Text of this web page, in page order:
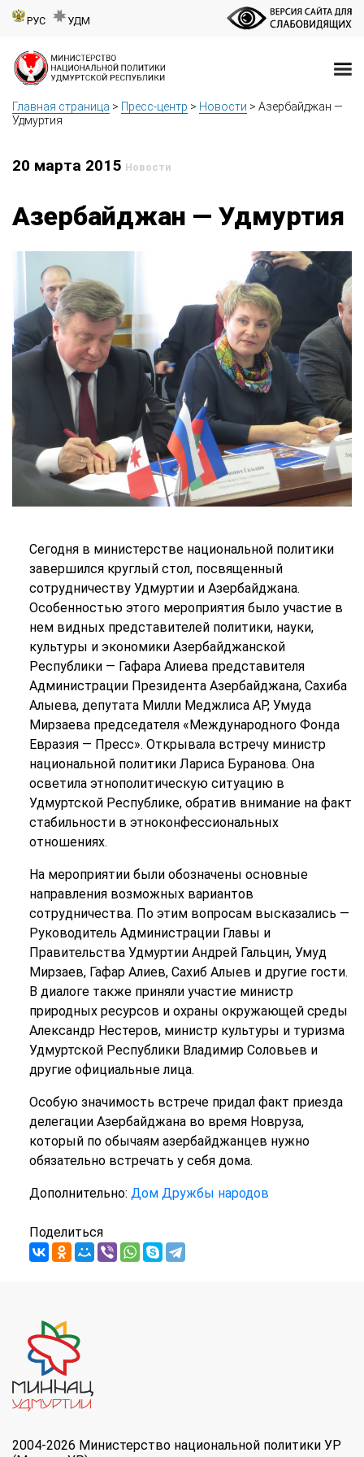
РУС УДМ
Главная страница > Пресс-центр > Новости > Азербайджан —
Удмуртия
20 марта 2015 Новости
Азербайджан — Удмуртия
Сегодня в министерстве национальной политики
завершился круглый стол, посвященный
сотрудничеству Удмуртии и Азербайджана.
Особенностью этого мероприятия было участие в
нем видных представителей политики, науки,
культуры и экономики Азербайджанской
Республики — Гафара Алиева представителя
Администрации Президента Азербайджана, Сахиба
Алыева, депутата Милли Меджлиса АР, Умуда
Мирзаева председателя «Международного Фонда
Евразия — Пресс». Открывала встречу министр
национальной политики Лариса Буранова. Она
осветила этнополитическую ситуацию в
Удмуртской Республике, обратив внимание на факт
стабильности в этноконфессиональных
отношениях.
На мероприятии были обозначены основные
направления возможных вариантов
сотрудничества. По этим вопросам высказались —
Руководитель Администрации Главы и
Правительства Удмуртии Андрей Гальцин, Умуд
Мирзаев, Гафар Алиев, Сахиб Алыев и другие гости.
В диалоге также приняли участие министр
природных ресурсов и охраны окружающей среды
Александр Нестеров, министр культуры и туризма
Удмуртской Республики Владимир Соловьев и
другие официальные лица.
Особую значимость встрече придал факт приезда
делегации Азербайджана во время Новруза,
который по обычаям азербайджанцев нужно
обязательно встречать у себя дома.
Дополнительно: Дом Дружбы народов
Поделиться
2004-2026 Министерство национальной политики УР